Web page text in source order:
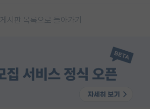
게시판 목록으로 돌아가기